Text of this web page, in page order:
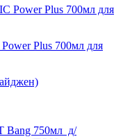
Plus 700мл для